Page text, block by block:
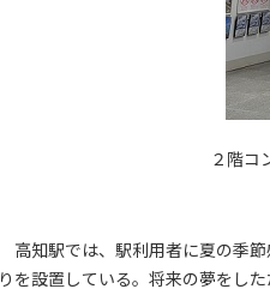
２階コ
高知駅では、駅利用者に夏の季
りを設置している。将来の夢をし